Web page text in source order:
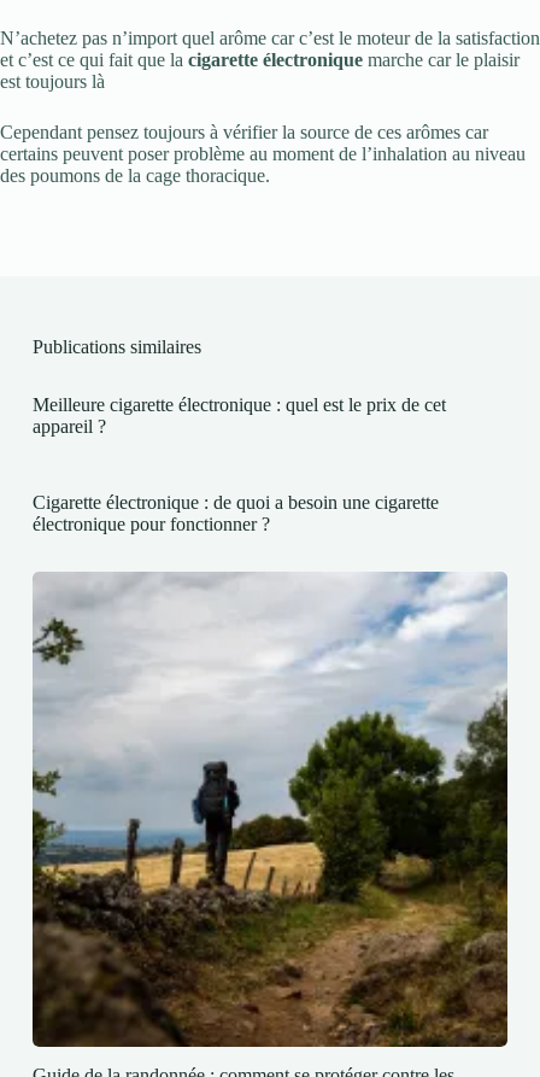
N’achetez pas n’import quel arôme car c’est le moteur de la satisfaction
et c’est ce qui fait que la cigarette électronique marche car le plaisir
est toujours là
Cependant pensez toujours à vérifier la source de ces arômes car
certains peuvent poser problème au moment de l’inhalation au niveau
des poumons de la cage thoracique.
Publications similaires
Meilleure cigarette électronique : quel est le prix de cet
appareil ?
Cigarette électronique : de quoi a besoin une cigarette
électronique pour fonctionner ?